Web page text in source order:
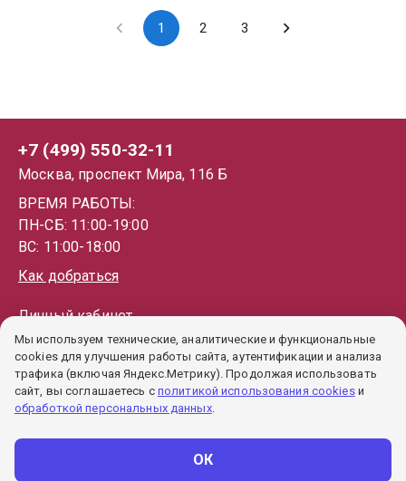
1 2 3
+7 (499) 550-32-11
Москва, проспект Мира, 116 Б
ВРЕМЯ РАБОТЫ:
ПН-СБ: 11:00-19:00
ВС: 11:00-18:00
Как добраться
Личный кабинет
Каталог
Как купить
Гарантии
Мы используем технические, аналитические и функциональные
cookies для улучшения работы сайта, аутентификации и анализа
трафика (включая Яндекс.Метрику). Продолжая использовать
сайт, вы соглашаетесь с политикой использования cookies и
обработкой персональных данных.
ОК